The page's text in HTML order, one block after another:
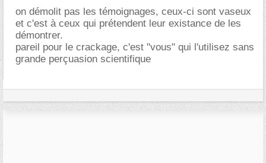
on démolit pas les témoignages, ceux-ci sont vaseux
et c'est à ceux qui prétendent leur existance de les
démontrer.
pareil pour le crackage, c'est "vous" qui l'utilisez sans
grande perçuasion scientifique